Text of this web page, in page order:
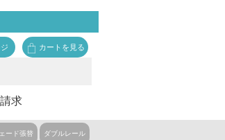
カートを見る
求
ード張替 ダブルレール